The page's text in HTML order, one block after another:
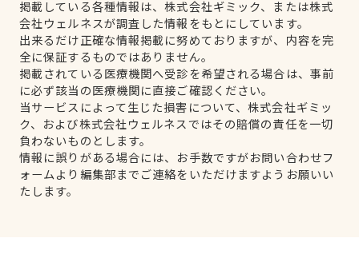
掲載している各種情報は、株式会社ギミック、または株式
会社ウェルネスが調査した情報をもとにしています。
出来るだけ正確な情報掲載に努めておりますが、内容を完
全に保証するものではありません。
掲載されている医療機関へ受診を希望される場合は、事前
に必ず該当の医療機関に直接ご確認ください。
当サービスによって生じた損害について、株式会社ギミッ
ク、および株式会社ウェルネスではその賠償の責任を一切
負わないものとします。
情報に誤りがある場合には、お手数ですがお問い合わせフ
ォームより編集部までご連絡をいただけますようお願いい
たします。